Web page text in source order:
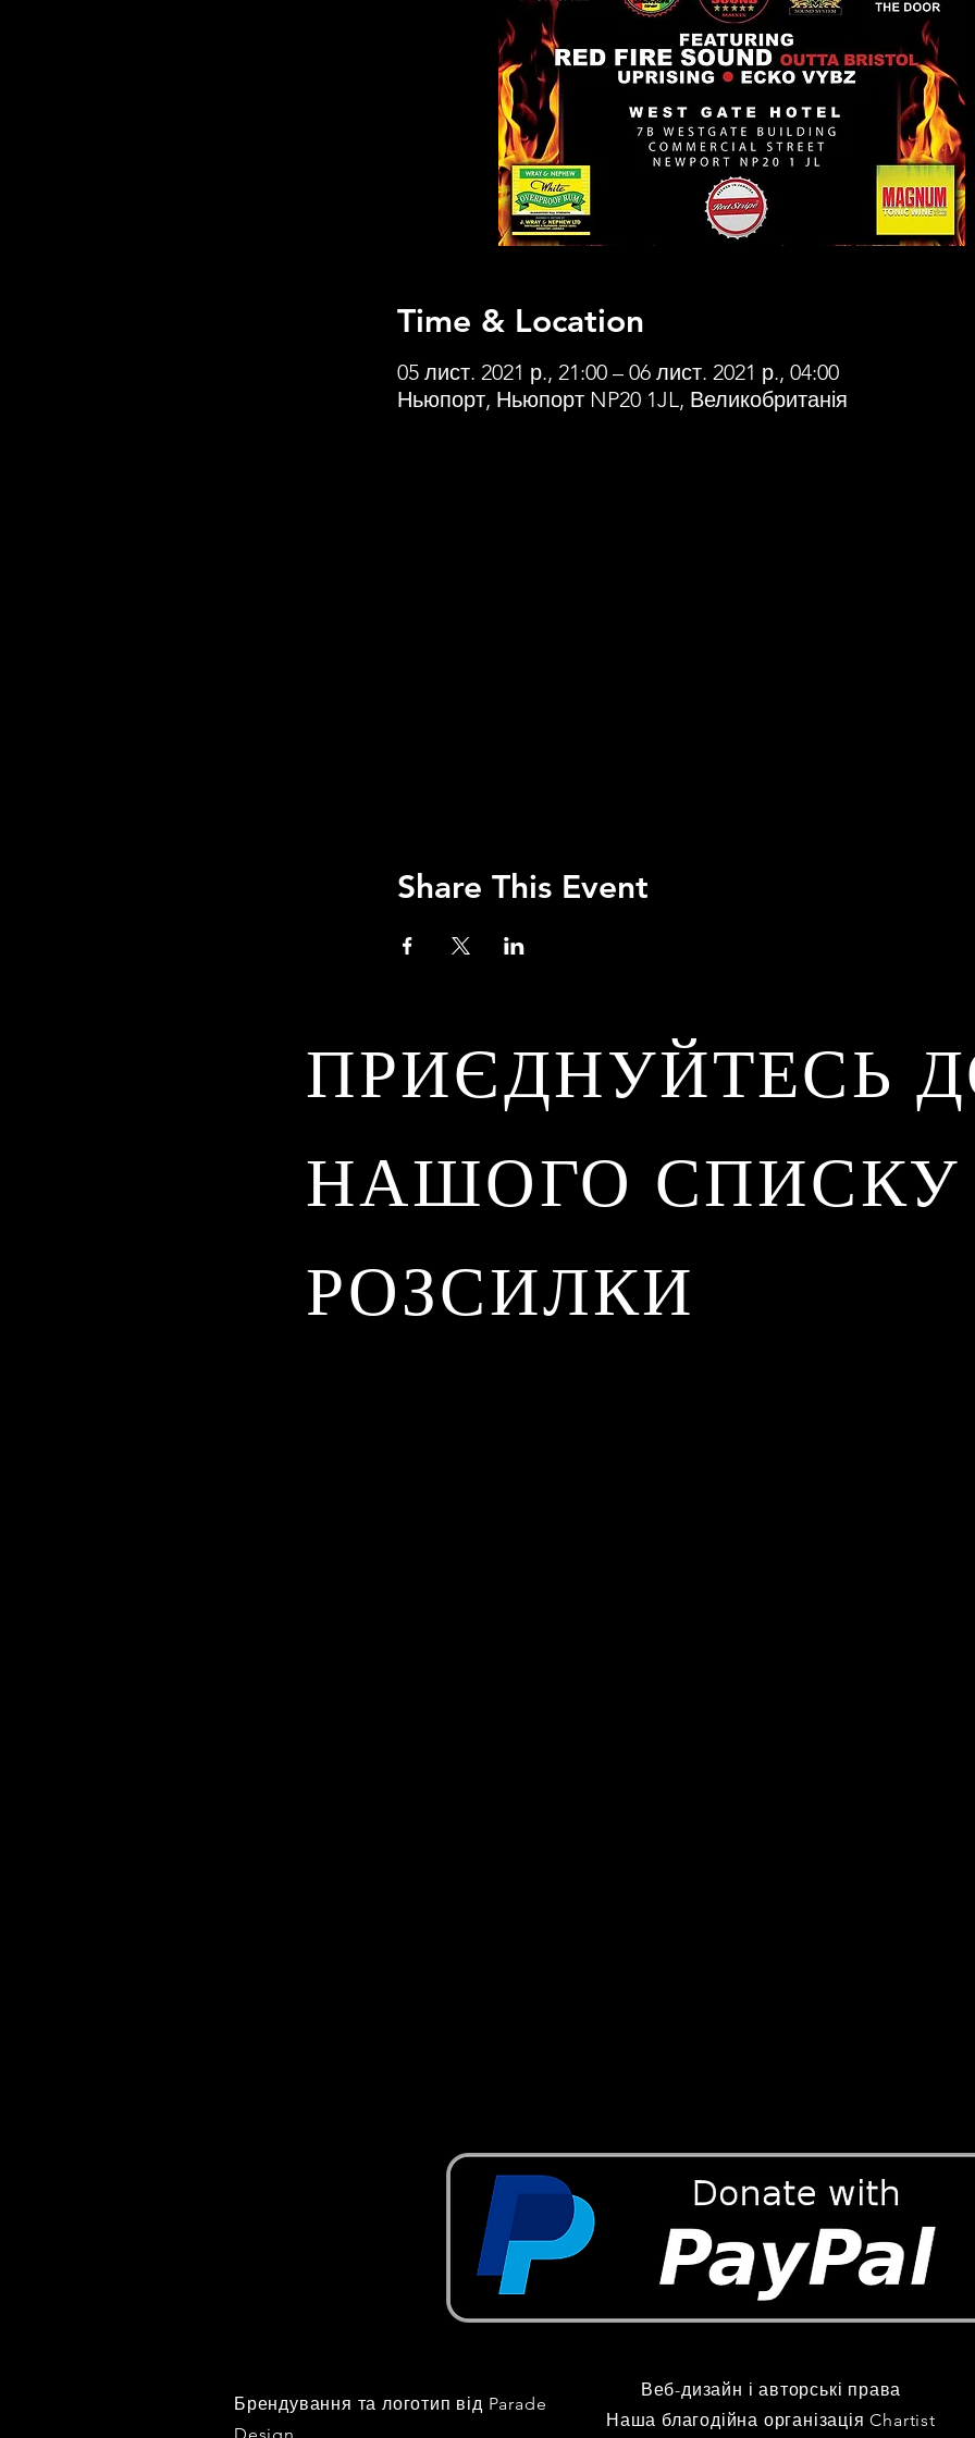
Time & Location
05 лист. 2021 р., 21:00 – 06 лист. 2021 р., 04:00
Ньюпорт, Ньюпорт NP20 1JL, Великобританія
Share This Event
ПРИЄДНУЙТЕСЬ
НАШОГО СПИСКУ
РОЗСИЛКИ
Брендування та логотип від Parade
Веб-дизайн і авторські права
Наша благодійна організація Chartist